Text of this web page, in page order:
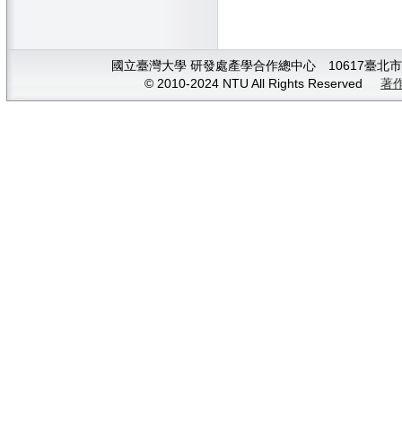
國立臺灣大學 研發處產學合作總中心 10617臺
© 2010-2024 NTU All Rights Reserved 著